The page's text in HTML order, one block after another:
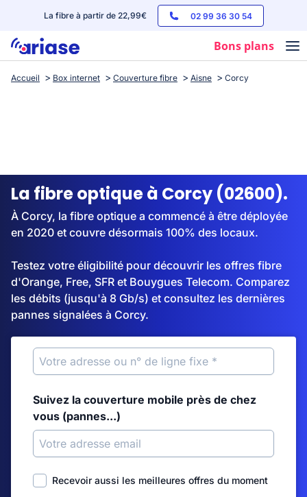
La fibre à partir de 22,99€ 02 99 36 30 54
Bons plans
Box internet
Streaming
Accueil Box internet Couverture fibre Aisne Corcy
La fibre optique à Corcy (02600).
À Corcy, la fibre optique a commencé à être déployée
en 2020 et couvre désormais 100% des locaux.
Testez votre éligibilité pour découvrir les offres fibre
d'Orange, Free, SFR et Bouygues Telecom. Comparez
les débits (jusqu'à 8 Gb/s) et consultez les dernières
pannes signalées à Corcy.
Suivez la couverture mobile près de chez
vous (pannes...)
Recevoir aussi les meilleures offres du moment